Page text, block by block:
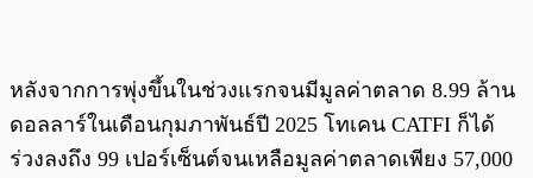
หลังจากการพุ่งขึ้นในช่วงแรกจนมีมูลค่าตลาด 8.99 ล้าน
ดอลลาร์ในเดือนกุมภาพันธ์ปี 2025 โทเคน CATFI ก็ได้
ร่วงลงถึง 99 เปอร์เซ็นต์จนเหลือมูลค่าตลาดเพียง 57,000